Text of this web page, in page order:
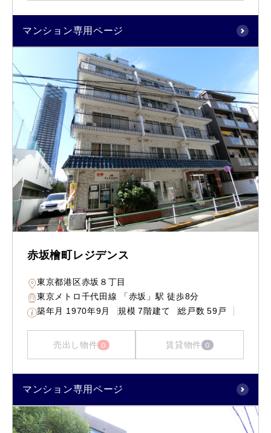
マンション専用ページ
赤坂檜町レジデンス
東京都港区赤坂８丁目
東京メトロ千代田線 「赤坂」駅 徒歩8分
築年月 1970年9月 規模 7階建て 総戸数 59戸
売出し物件 0 賃貸物件 0
マンション専用ページ